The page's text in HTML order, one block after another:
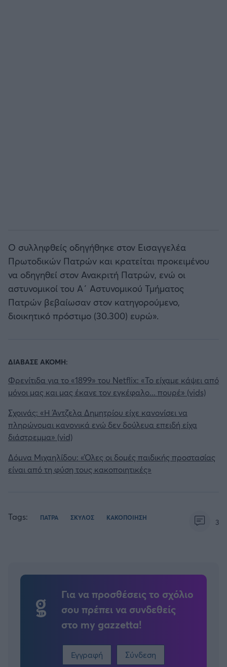
Ο συλληφθείς οδηγήθηκε στον Εισαγγελέα
Πρωτοδικών Πατρών και κρατείται προκειμένου
να οδηγηθεί στον Ανακριτή Πατρών, ενώ οι
αστυνομικοί του Α΄ Αστυνομικού Τμήματος
Πατρών βεβαίωσαν στον κατηγορούμενο,
διοικητικό πρόστιμο (30.300) ευρώ».
ΔΙΑΒΑΣΕ ΑΚΟΜΗ:
Φρενίτιδα για το «1899» του Netflix: «Το είχαμε κάψει από
μόνοι μας και μας έκανε τον εγκέφαλο... πουρέ» (vids)
Σχοινάς: «Η Άντζελα Δημητρίου είχε κανονίσει να
πληρώνομαι κανονικά ενώ δεν δούλευα επειδή είχα
διάστρεμμα» (vid)
Δόμνα Μιχαηλίδου: «Όλες οι δομές παιδικής προστασίας
είναι από τη φύση τους κακοποιητικές»
Tags: ΠΑΤΡΑ ΣΚΥΛΟΣ ΚΑΚΟΠΟΙΗΣΗ 3
Για να προσθέσεις το σχόλιο
σου πρέπει να συνδεθείς
στο my gazzetta!
Εγγραφή Σύνδεση